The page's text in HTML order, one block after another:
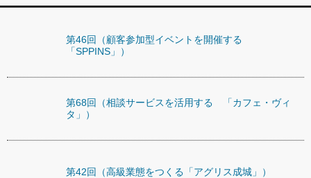
第46回（顧客参加型イベントを開催する
「SPPINS」）
第68回（相談サービスを活用する 「カフェ・ヴィ
タ」）
第42回（高級業態をつくる「アグリス成城」）